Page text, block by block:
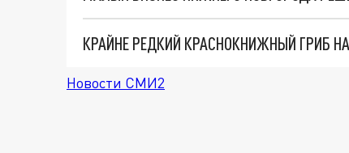
КРАЙНЕ РЕДКИЙ КРАСНОКНИЖНЫЙ ГРИБ
Новости СМИ2